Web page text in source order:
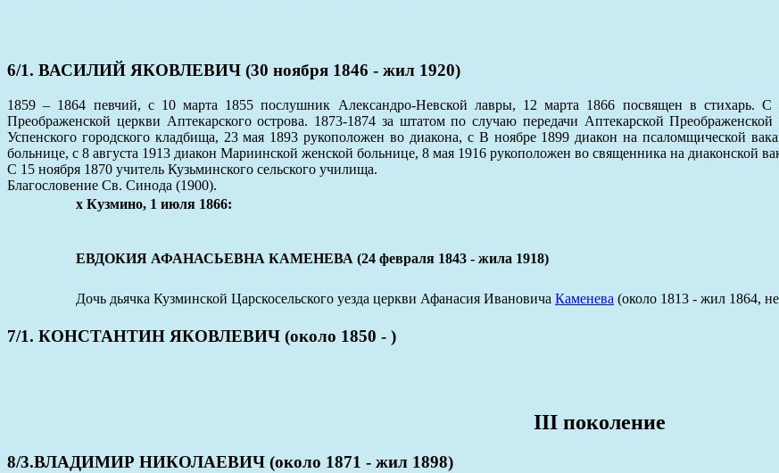
6/1. ВАСИЛИЙ ЯКОВЛЕВИЧ (30 ноября 1846 - жил 1920)
1859 – 1864 певчий, с 10 марта 1855 послушник Александро-Невской лавры, 12 марта 1866 посвящен в стихарь.
Преображенской церкви Аптекарского острова. 1873-1874 за штатом по случаю передачи Аптекарской
Успенского городского кладбища, 23 мая 1893 рукоположен во диакона, с В ноябре 1899 диакон на псаломщической
больнице, с 8 августа 1913 диакон Мариинской женской больнице, 8 мая 1916 рукоположен во священника на диаконской
С 15 ноября 1870 учитель Кузьминского сельского училища.
Благословение Св. Синода (1900).
x Кузмино, 1 июля 1866:
ЕВДОКИЯ АФАНАСЬЕВНА КАМЕНЕВА (24 февраля 1843 - жила 1918)
Дочь дьячка Кузминской Царскосельского уезда церкви Афанасия Ивановича Каменева (около 1813 - жил 1864,
7/1. КОНСТАНТИН ЯКОВЛЕВИЧ (около 1850 - )
III поколение
8/3.ВЛАДИМИР НИКОЛАЕВИЧ (около 1871 - жил 1898)